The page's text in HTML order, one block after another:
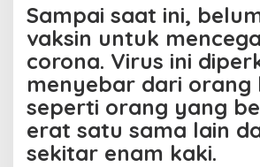
Sampai saat ini,
vaksin untuk
corona. Virus ini
menyebar dari orang
seperti orang yang
erat satu sama lain
sekitar enam kaki.